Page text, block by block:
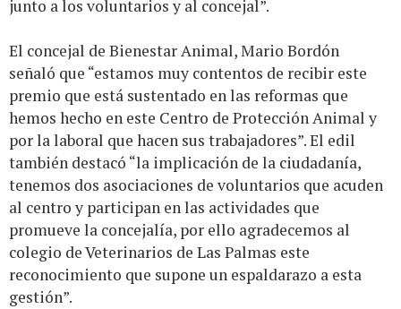
junto a los voluntarios y al concejal”.
El concejal de Bienestar Animal, Mario Bordón
señaló que “estamos muy contentos de recibir este
premio que está sustentado en las reformas que
hemos hecho en este Centro de Protección Animal y
por la laboral que hacen sus trabajadores”. El edil
también destacó “la implicación de la ciudadanía,
tenemos dos asociaciones de voluntarios que acuden
al centro y participan en las actividades que
promueve la concejalía, por ello agradecemos al
colegio de Veterinarios de Las Palmas este
reconocimiento que supone un espaldarazo a esta
gestión”.